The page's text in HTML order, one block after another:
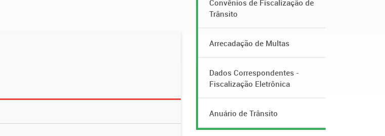
Convênios de Fiscalização de
Trânsito
Arrecadação de Multas
Dados Correspondentes -
Fiscalização Eletrônica
Anuário de Trânsito